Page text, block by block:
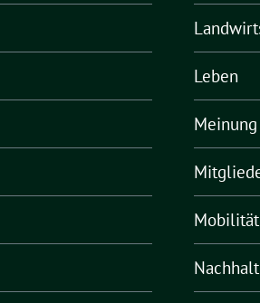
Leben
Meinung
Mobilität